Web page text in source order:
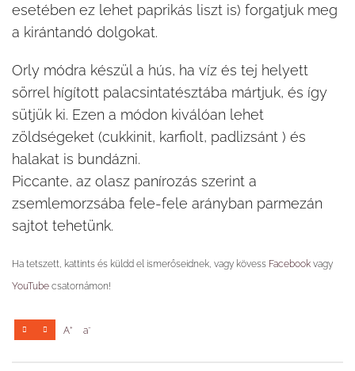
esetében ez lehet paprikás liszt is) forgatjuk meg
a kirántandó dolgokat.
Orly módra készül a hús, ha víz és tej helyett
sörrel hígított palacsintatésztába mártjuk, és így
sütjük ki. Ezen a módon kiválóan lehet
zöldségeket (cukkinit, karfiolt, padlizsánt ) és
halakat is bundázni.
Piccante, az olasz panírozás szerint a
zsemlemorzsába fele-fele arányban parmezán
sajtot tehetünk.
Ha tetszett, kattints és küldd el ismerőseidnek, vagy kövess Facebook vagy
YouTube csatornámon!
A+ a-